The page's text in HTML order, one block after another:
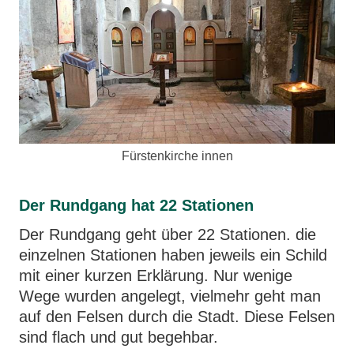
Fürstenkirche innen
Der Rundgang hat 22 Stationen
Der Rundgang geht über 22 Stationen. die
einzelnen Stationen haben jeweils ein Schild
mit einer kurzen Erklärung. Nur wenige
Wege wurden angelegt, vielmehr geht man
auf den Felsen durch die Stadt. Diese Felsen
sind flach und gut begehbar.